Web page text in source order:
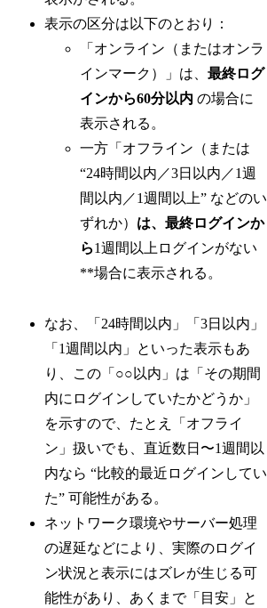
表示の区分は以下のとおり：
「オンライン（またはオンラ
インマーク）」は、最終ログ
インから60分以内 の場合に
表示される。
一方「オフライン（または
“24時間以内／3日以内／1週
間以内／1週間以上” などのい
ずれか） は、最終ログインか
ら1週間以上ログインがない
**場合に表示される。
なお、「24時間以内」「3日以内」
「1週間以内」といった表示もあ
り、この「○○以内」は「その期間
内にログインしていたかどうか」
を示すので、たとえ「オフライ
ン」扱いでも、直近数日〜1週間以
内なら “比較的最近ログインしてい
た” 可能性がある。
ネットワーク環境やサーバー処理
の遅延などにより、実際のログイ
ン状況と表示にはズレが生じる可
能性があり、あくまで「目安」と